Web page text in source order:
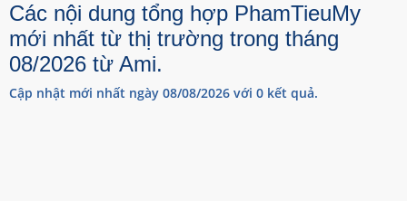
Các nội dung tổng hợp PhamTieuMy
mới nhất từ thị trường trong tháng
08/2026 từ Ami.
Cập nhật mới nhất ngày 08/08/2026 với 0 kết quả.